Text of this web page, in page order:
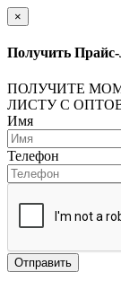
×
Получить Прайс-
ПОЛУЧИТЕ
ЛИСТУ С
Имя
Телефон
Отправить